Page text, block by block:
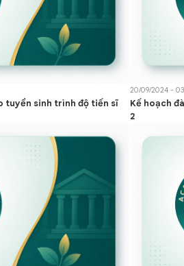
tuyển sinh trình độ tiến sĩ
20/09/2024 -
Kế hoạch
2